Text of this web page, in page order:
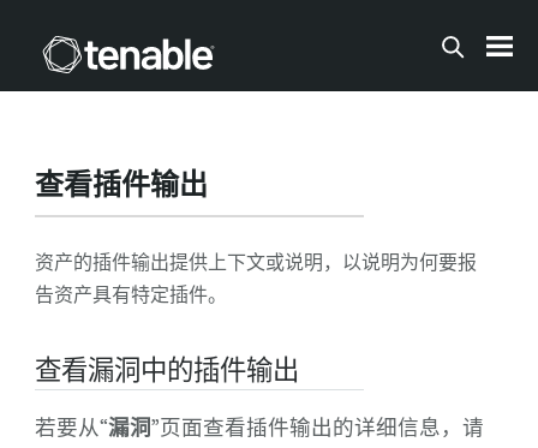
查看插件输出
资产的插件输出提供上下文或说明，以说明为何要报
告资产具有特定插件。
查看漏洞中的插件输出
若要从“漏洞”页面查看插件输出的详细信息，请